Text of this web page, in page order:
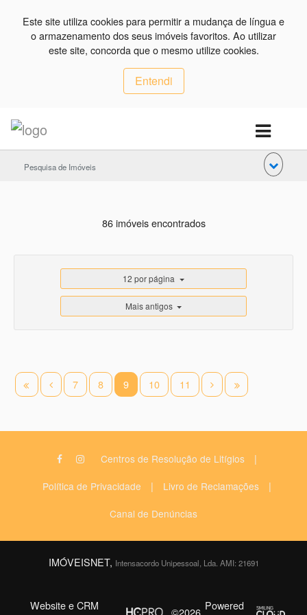
Este site utiliza cookies para permitir a mudança de língua e
o armazenamento dos seus imóveis favoritos. Ao utilizar
este site, concorda que o mesmo utilize cookies.
Entendi
Pesquisa de Imóveis
86 imóveis encontrados
12 por página
Mais antigos
7 8 9 10 11
Centros de Resolução de Litígios |
Política de Privacidade | Livro de Reclamações |
Canal de Denúncias
IMÓVEISNET, Intensacordo Unipessoal, Lda. AMI: 21691
Website e CRM
©2026 Powered